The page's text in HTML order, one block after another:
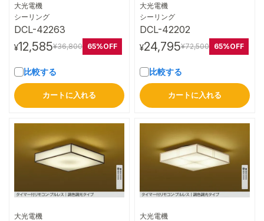
大光電機
シーリング
DCL-42263
¥12,585¥36,800 65%OFF
比較する
カートに入れる
大光電機
シーリング
DCL-42202
¥24,795¥72,500 65%OFF
比較する
カートに入れる
大光電機
大光電機